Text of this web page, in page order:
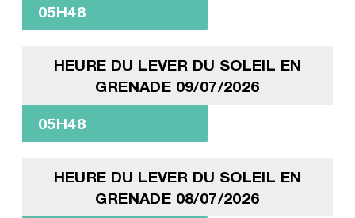
05H48
HEURE DU LEVER DU SOLEIL EN
GRENADE 09/07/2026
05H48
HEURE DU LEVER DU SOLEIL EN
GRENADE 08/07/2026